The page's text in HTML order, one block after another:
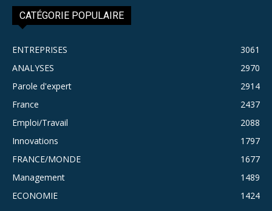
CATÉGORIE POPULAIRE
ENTREPRISES
3061
ANALYSES
2970
Parole d'expert
2914
France
2437
Emploi/Travail
2088
Innovations
1797
FRANCE/MONDE
1677
Management
1489
ECONOMIE
1424